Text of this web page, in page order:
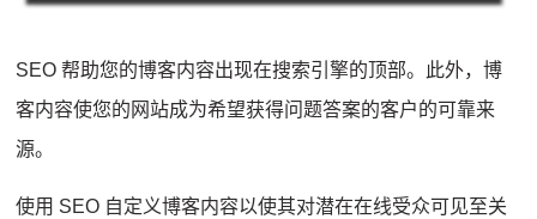
SEO 帮助您的博客内容出现在搜索引擎的顶部。 此外，博
客内容使您的网站成为希望获得问题答案的客户的可靠来
源。
使用 SEO 自定义博客内容以使其对潜在在线受众可见至关